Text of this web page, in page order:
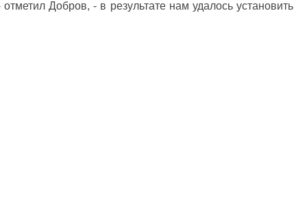
Добров, - в результате нам удалось установить